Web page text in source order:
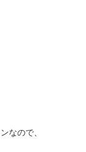
なので、